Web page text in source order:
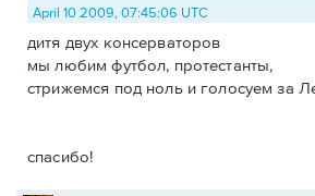
April 10 2009, 07:45:06 UTC
дитя двух консерваторов
мы любим футбол, протестанты,
стрижемся под ноль и голосуем за
спасибо!